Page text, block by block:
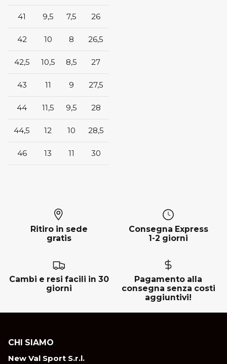
41 9,5 7,5 26
42 10 8 26,5
42,5 10,5 8,5 27
43 11 9 27,5
44 11,5 9,5 28
44,5 12 10 28,5
46 13 11 30
Ritiro in sede
gratis
Consegna Express
1-2 giorni
Cambi e resi facili in 30
giorni
Pagamento alla
consegna senza costi
aggiuntivi!
CHI SIAMO
New Val Sport S.r.l.